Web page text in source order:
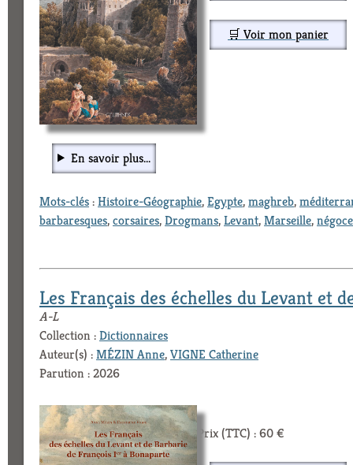
🛒 Voir mon panier
En savoir plus...
Mots-clés:Histoire-Géographie,Egypte,maghreb,
barbaresques,corsaires,Drogmans,Levant,Marseille,négoce
Les Français des échelles du Levant et
A-L
Collection :Dictionnaires
Auteur(s) :MÉZIN Anne,VIGNE Catherine
Parution : 2026
Prix (TTC) : 60 €